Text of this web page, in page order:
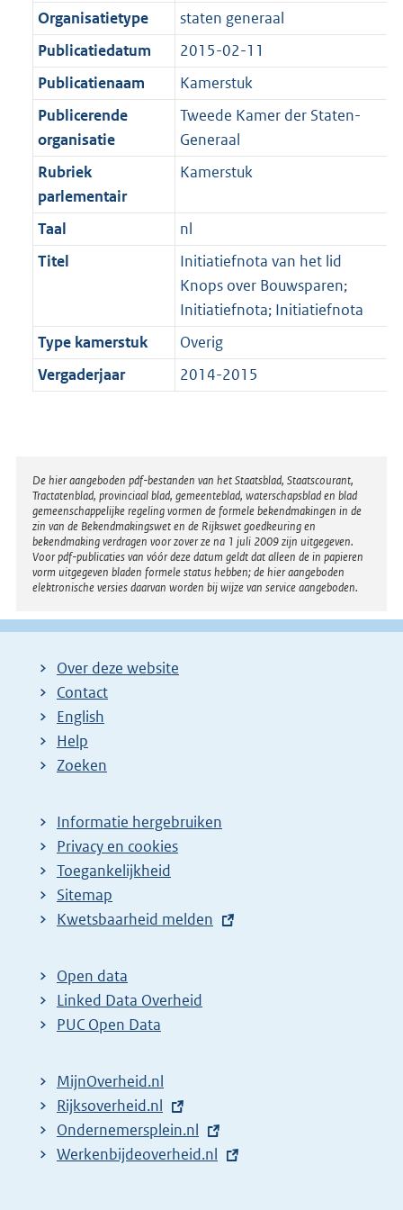
Organisatietype
staten generaal
Publicatiedatum
2015-02-11
Publicatienaam
Kamerstuk
Publicerende
organisatie
Tweede Kamer der Staten-
Generaal
Rubriek
parlementair
Kamerstuk
Taal
nl
Titel
Initiatiefnota van het lid
Knops over Bouwsparen;
Initiatiefnota; Initiatiefnota
Type kamerstuk
Overig
Vergaderjaar
2014-2015
Disclaimer
De hier aangeboden pdf-bestanden van het Staatsblad, Staatscourant,
Tractatenblad, provinciaal blad, gemeenteblad, waterschapsblad en blad
gemeenschappelijke regeling vormen de formele bekendmakingen in de
zin van de Bekendmakingswet en de Rijkswet goedkeuring en
bekendmaking verdragen voor zover ze na 1 juli 2009 zijn uitgegeven.
Voor pdf-publicaties van vóór deze datum geldt dat alleen de in papieren
vorm uitgegeven bladen formele status hebben; de hier aangeboden
elektronische versies daarvan worden bij wijze van service aangeboden.
Over deze website
Contact
English
Help
Zoeken
Informatie hergebruiken
Privacy en cookies
Toegankelijkheid
Sitemap
E
t
e
r
l
i
n
k
Kwetsbaarheid melden
Open data
Linked Data Overheid
PUC Open Data
MijnOverheid.nl
E
x
t
Rijksoverheid.nl
E
x
Ondernemersplein.nl
E
Werkenbijdeoverheid.nl